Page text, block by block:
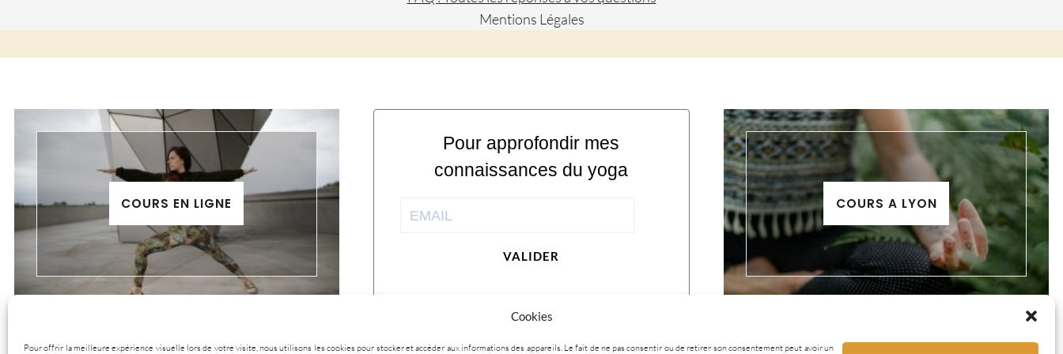
Cookies
Pour offrir la meilleure expérience visuelle lors de votre visite, nous utilisons les cookies pour stocker et accéder aux informations des appareils. Le fait de ne pas consentir ou de retirer son consentement peut avoir un
COURS EN LIGNE
Pour approfondir mes
connaissances du yoga
VALIDER
COURS A LYON
Mentions Légales